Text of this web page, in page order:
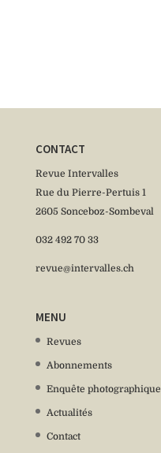
CONTACT
Revue Intervalles
Rue du Pierre-Pertuis 1
2605 Sonceboz-Sombeval
032 492 70 33
revue@intervalles.ch
MENU
Revues
Abonnements
Enquête photographique
Actualités
Contact